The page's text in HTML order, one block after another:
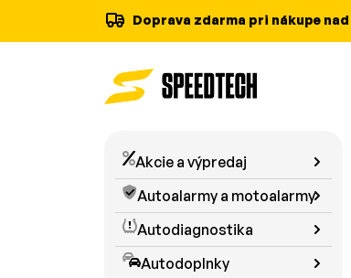
Doprava zdarma pri nákupe nad
Akcie a výpredaj
Autoalarmy a motoalarmy
Autodiagnostika
Autodoplnky